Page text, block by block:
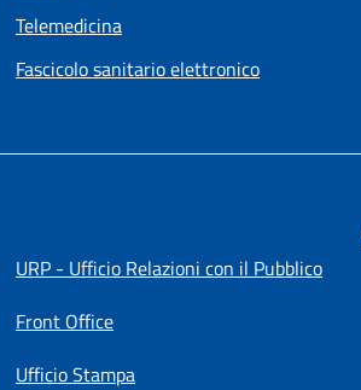
Telemedicina
Fascicolo sanitario elettronico
URP - Ufficio Relazioni con il Pubblico
Front Office
Ufficio Stampa